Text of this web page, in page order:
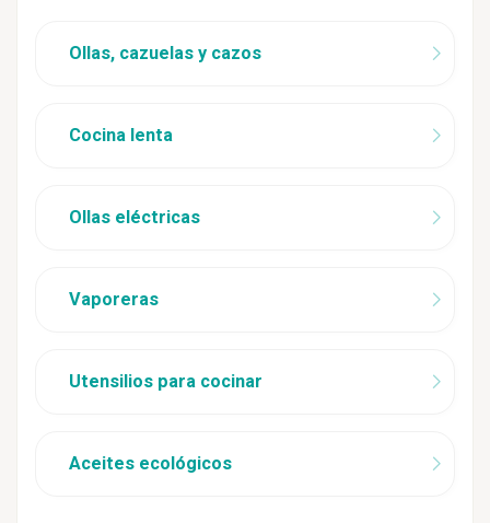
Ollas, cazuelas y cazos
Cocina lenta
Ollas eléctricas
Vaporeras
Utensilios para cocinar
Aceites ecológicos